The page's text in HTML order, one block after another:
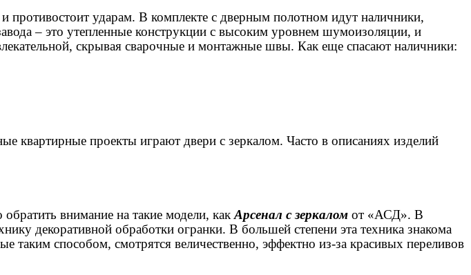
противостоит ударам. В комплекте с дверным полотном идут наличники,
– это утепленные конструкции с высоким уровнем шумоизоляции, и
скрывая сварочные и монтажные швы. Как еще спасают наличники:
квартирные проекты играют двери с зеркалом. Часто в описаниях изделий
внимание на такие модели, как Арсенал с зеркалом от «АСД». В
декоративной обработки огранки. В большей степени эта техника знакома
таким способом, смотрятся величественно, эффектно из-за красивых переливов